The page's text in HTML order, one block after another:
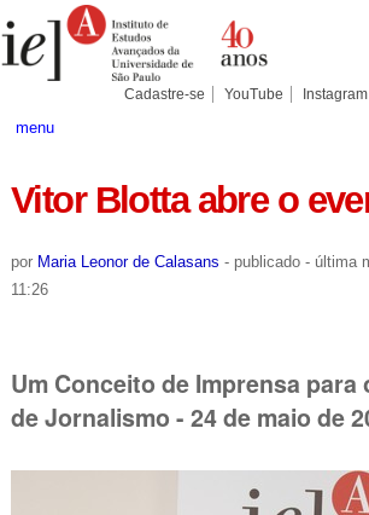
para
conteúdo.
Pessoais
Cadastre-se YouTube Instagram
menu
Vitor Blotta abre o
por Maria Leonor de Calasans - publicado - última
11:26
Um Conceito de Imprensa para
de Jornalismo - 24 de maio de